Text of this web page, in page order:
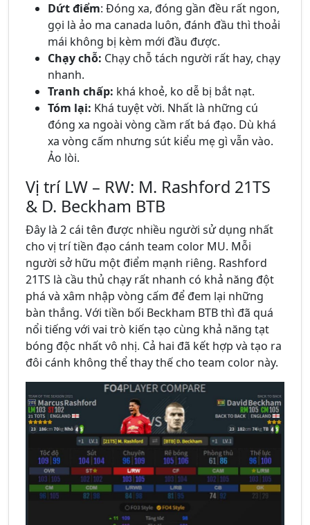
Dứt điểm: Đóng xa, đóng gần đều rất ngon,
gọi là ảo ma canada luôn, đánh đầu thì thoải
mái không bị kèm mới đầu được.
Chạy chỗ: Chạy chỗ tách người rất hay, chạy
nhanh.
Tranh chấp: khá khoẻ, ko dễ bị bắt nạt.
Tóm lại: Khá tuyệt vời. Nhất là những cú
đóng xa ngoài vòng cầm rất bá đạo. Dù khá
xa vòng cấm nhưng sút kiểu mẹ gì vẫn vào.
Ảo lòi.
Vị trí LW – RW: M. Rashford 21TS
& D. Beckham BTB
Đây là 2 cái tên được nhiều người sử dụng nhất
cho vị trí tiền đạo cánh team color MU. Mỗi
người sở hữu một điểm mạnh riêng. Rashford
21TS là cầu thủ chạy rất nhanh có khả năng đột
phá và xâm nhập vòng cấm để đem lại những
bàn thắng. Với tiền bối Beckham BTB thì đã quá
nổi tiếng với vai trò kiến tạo cùng khả năng tạt
bóng độc nhất vô nhị. Cả hai đã kết hợp và tạo ra
đôi cánh không thể thay thế cho team color này.